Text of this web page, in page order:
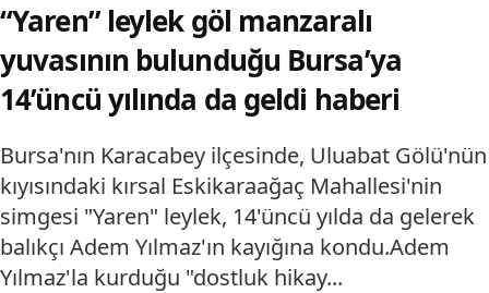
“Yaren” leylek göl manzaralı
yuvasının bulunduğu Bursa’ya
14’üncü yılında da geldi haberi
Bursa'nın Karacabey ilçesinde, Uluabat Gölü'nün
kıyısındaki kırsal Eskikaraağaç Mahallesi'nin
simgesi "Yaren" leylek, 14'üncü yılda da gelerek
balıkçı Adem Yılmaz'ın kayığına kondu.Adem
Yılmaz'la kurduğu "dostluk hikay...